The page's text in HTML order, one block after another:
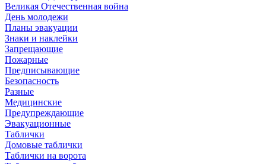
Великая Отечественная война
День молодежи
Планы эвакуации
Знаки и наклейки
Запрещающие
Пожарные
Предписывающие
Безопасность
Разные
Медицинские
Предупреждающие
Эвакуационные
Таблички
Домовые таблички
Таблички на ворота